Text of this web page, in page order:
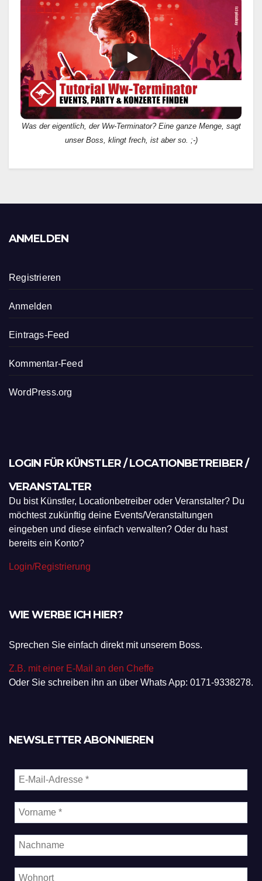
Was der eigentlich, der Ww-Terminator? Eine ganze Menge, sagt
unser Boss, klingt frech, ist aber so. ;-)
ANMELDEN
Registrieren
Anmelden
Eintrags-Feed
Kommentar-Feed
WordPress.org
LOGIN FÜR KÜNSTLER / LOCATIONBETREIBER /
VERANSTALTER
Du bist Künstler, Locationbetreiber oder Veranstalter? Du
möchtest zukünftig deine Events/Veranstaltungen
eingeben und diese einfach verwalten? Oder du hast
bereits ein Konto?
Login/Registrierung
WIE WERBE ICH HIER?
Sprechen Sie einfach direkt mit unserem Boss.
Z.B. mit einer E-Mail an den Cheffe
Oder Sie schreiben ihn an über Whats App: 0171-9338278.
NEWSLETTER ABONNIEREN